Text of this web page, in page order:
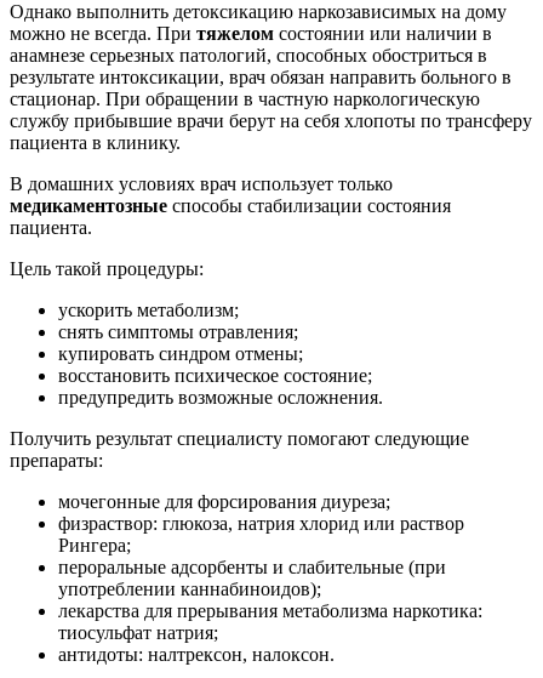
Однако выполнить детоксикацию наркозависимых на дому
можно не всегда. При тяжелом состоянии или наличии в
анамнезе серьезных патологий, способных обостриться в
результате интоксикации, врач обязан направить больного в
стационар. При обращении в частную наркологическую
службу прибывшие врачи берут на себя хлопоты по трансферу
пациента в клинику.
В домашних условиях врач использует только
медикаментозные способы стабилизации состояния
пациента.
Цель такой процедуры:
ускорить метаболизм;
снять симптомы отравления;
купировать синдром отмены;
восстановить психическое состояние;
предупредить возможные осложнения.
Получить результат специалисту помогают следующие
препараты:
мочегонные для форсирования диуреза;
физраствор: глюкоза, натрия хлорид или раствор
Рингера;
пероральные адсорбенты и слабительные (при
употреблении каннабиноидов);
лекарства для прерывания метаболизма наркотика:
тиосульфат натрия;
антидоты: налтрексон, налоксон.